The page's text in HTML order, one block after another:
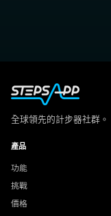
全球領先的計步器社群。
產品
功能
挑戰
價格